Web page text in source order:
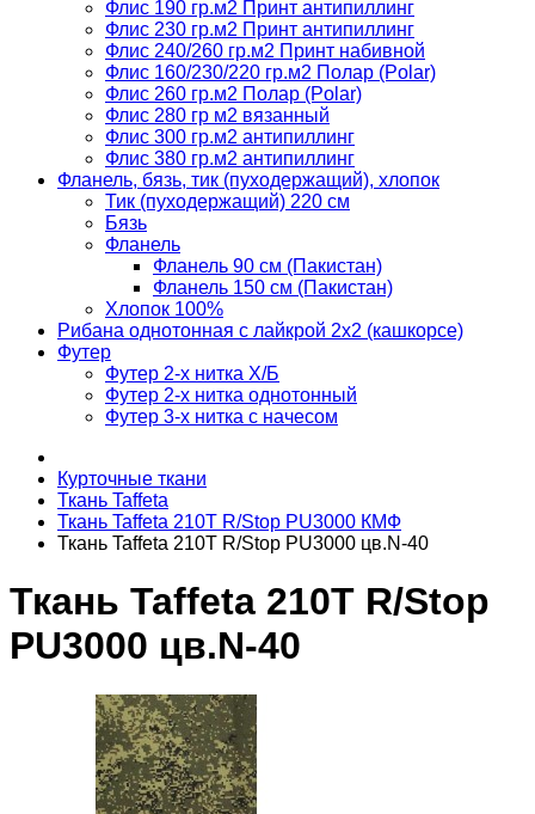
Флис 190 гр.м2 Принт антипиллинг
Флис 230 гр.м2 Принт антипиллинг
Флис 240/260 гр.м2 Принт набивной
Флис 160/230/220 гр.м2 Полар (Polar)
Флис 260 гр.м2 Полар (Polar)
Флис 280 гр м2 вязанный
Флис 300 гр.м2 антипиллинг
Флис 380 гр.м2 антипиллинг
Фланель, бязь, тик (пуходержащий), хлопок
Тик (пуходержащий) 220 см
Бязь
Фланель
Фланель 90 см (Пакистан)
Фланель 150 см (Пакистан)
Хлопок 100%
Рибана однотонная с лайкрой 2х2 (кашкорсе)
Футер
Футер 2-х нитка Х/Б
Футер 2-х нитка однотонный
Футер 3-х нитка с начесом
Курточные ткани
Ткань Taffeta
Ткань Taffeta 210Т R/Stop PU3000 КМФ
Ткань Taffeta 210T R/Stop PU3000 цв.N-40
Ткань Taffeta 210T R/Stop
PU3000 цв.N-40